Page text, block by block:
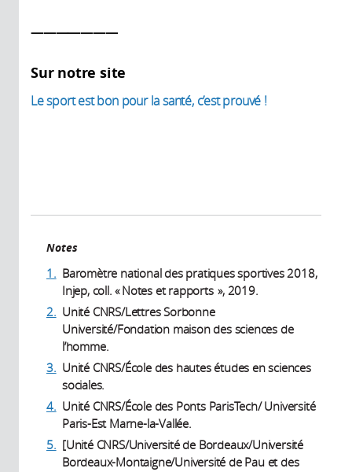
———————
Sur notre site
Le sport est bon pour la santé, c’est prouvé !
Notes
1. Baromètre national des pratiques sportives 2018,
Injep, coll. « Notes et rapports », 2019.
2. Unité CNRS/Lettres Sorbonne
Université/Fondation maison des sciences de
l’homme.
3. Unité CNRS/École des hautes études en sciences
sociales.
4. Unité CNRS/École des Ponts ParisTech/ Université
Paris-Est Marne-la-Vallée.
5. [Unité CNRS/Université de Bordeaux/Université
Bordeaux-Montaigne/Université de Pau et des